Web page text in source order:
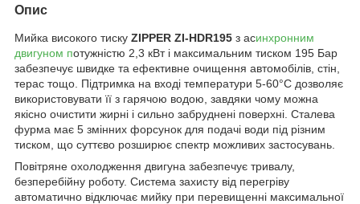
Опис
Мийка високого тиску ZIPPER ZI-HDR195 з асинхронним
двигуном потужністю 2,3 кВт і максимальним тиском 195 Бар
забезпечує швидке та ефективне очищення автомобілів, стін,
терас тощо. Підтримка на вході температури 5-60°C дозволяє
використовувати її з гарячою водою, завдяки чому можна
якісно очистити жирні і сильно забруднені поверхні. Сталева
фурма має 5 змінних форсунок для подачі води під різним
тиском, що суттєво розширює спектр можливих застосувань.
Повітряне охолодження двигуна забезпечує тривалу,
безперебійну роботу. Система захисту від перегріву
автоматично відключає мийку при перевищенні максимальної